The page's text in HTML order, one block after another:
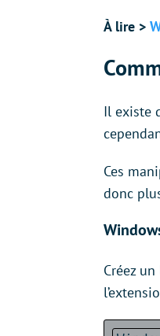
À lire >
Il existe
Ces
donc
Créez